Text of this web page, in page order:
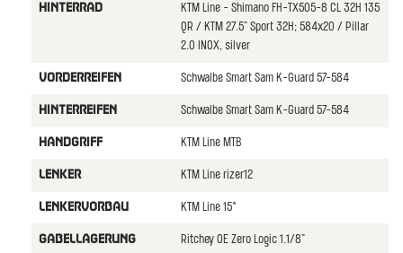
HINTERRAD
KTM Line - Shimano FH-TX505-8 CL 32H 135
QR / KTM 27.5" Sport 32H; 584x20 / Pillar
2.0 INOX, silver
VORDERREIFEN Schwalbe Smart Sam K-Guard 57-584
HINTERREIFEN Schwalbe Smart Sam K-Guard 57-584
HANDGRIFF KTM Line MTB
LENKER KTM Line rizer12
LENKERVORBAU KTM Line 15°
GABELLAGERUNG Ritchey OE Zero Logic 1.1/8"